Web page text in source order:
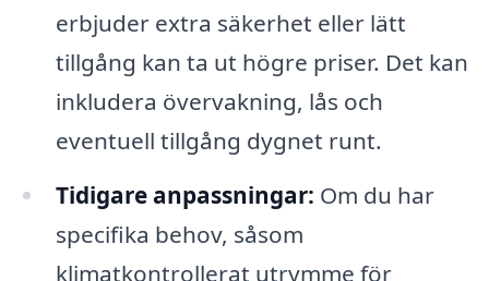
erbjuder extra säkerhet eller lätt
tillgång kan ta ut högre priser. Det kan
inkludera övervakning, lås och
eventuell tillgång dygnet runt.
Tidigare anpassningar: Om du har
specifika behov, såsom
klimatkontrollerat utrymme för